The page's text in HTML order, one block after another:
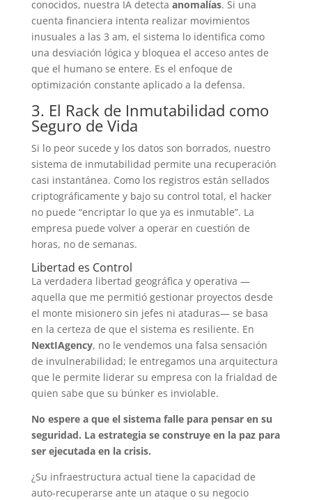
conocidos, nuestra IA detecta anomalías. Si una
cuenta financiera intenta realizar movimientos
inusuales a las 3 am, el sistema lo identifica como
una desviación lógica y bloquea el acceso antes de
que el humano se entere. Es el enfoque de
optimización constante aplicado a la defensa.
3. El Rack de Inmutabilidad como
Seguro de Vida
Si lo peor sucede y los datos son borrados, nuestro
sistema de inmutabilidad permite una recuperación
casi instantánea. Como los registros están sellados
criptográficamente y bajo su control total, el hacker
no puede “encriptar lo que ya es inmutable”. La
empresa puede volver a operar en cuestión de
horas, no de semanas.
Libertad es Control
La verdadera libertad geográfica y operativa —
aquella que me permitió gestionar proyectos desde
el monte misionero sin jefes ni ataduras— se basa
en la certeza de que el sistema es resiliente. En
NextIAgency, no le vendemos una falsa sensación
de invulnerabilidad; le entregamos una arquitectura
que le permite liderar su empresa con la frialdad de
quien sabe que su búnker es inviolable.
No espere a que el sistema falle para pensar en su
seguridad. La estrategia se construye en la paz para
ser ejecutada en la crisis.
¿Su infraestructura actual tiene la capacidad de
auto-recuperarse ante un ataque o su negocio